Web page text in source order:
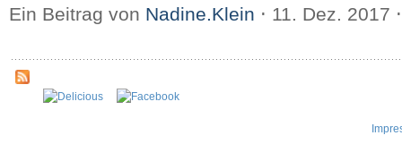
Ein Beitrag von Nadine.Klein ⋅ 11. Dez. 2017 ⋅